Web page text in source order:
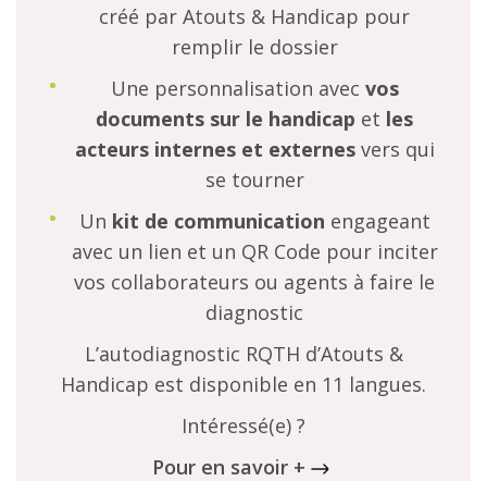
créé par Atouts & Handicap pour
remplir le dossier
Une personnalisation avec vos
documents sur le handicap et les
acteurs internes et externesvers qui
se tourner
Un kit de communication engageant
avec un lien et un QR Code pour inciter
vos collaborateurs ou agents à faire le
diagnostic
L’autodiagnostic RQTH d’Atouts &
Handicap est disponible en 11 langues.
Intéressé(e) ?
Pour en savoir +